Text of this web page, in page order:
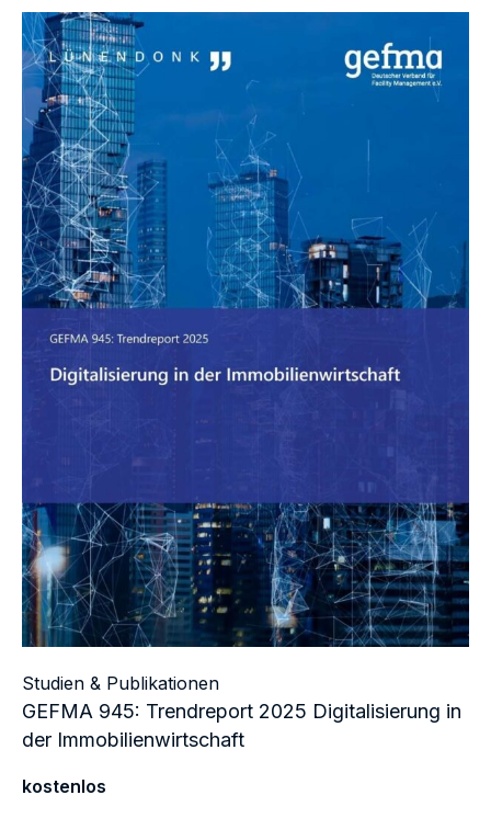
Studien & Publikationen
GEFMA 945: Trendreport 2025 Digitalisierung in
der Immobilienwirtschaft
kostenlos